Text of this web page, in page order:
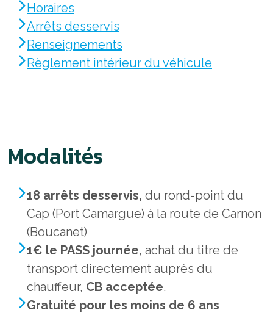
Horaires
Arrêts desservis
Renseignements
Règlement intérieur du véhicule
Modalités
18 arrêts desservis, du rond-point du
Cap (Port Camargue) à la route de Carnon
(Boucanet)
1€ le PASS journée, achat du titre de
transport directement auprès du
chauffeur, CB acceptée.
Gratuité pour les moins de 6 ans